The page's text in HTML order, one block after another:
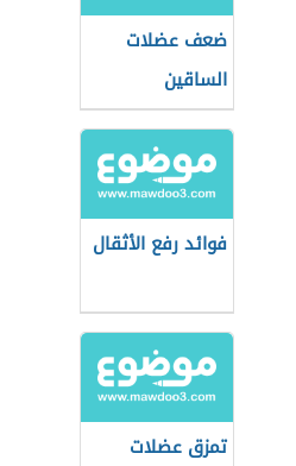
ضعف عضلات
الساقين
فوائد رفع الأثقال
تمزق عضلات